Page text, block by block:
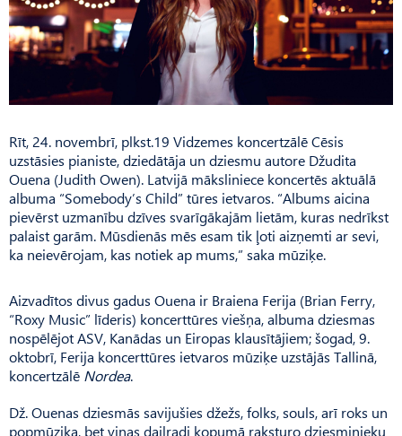
Rīt, 24. novembrī, plkst.19 Vidzemes koncertzālē Cēsis
uzstāsies pianiste, dziedātāja un dziesmu autore Džudita
Ouena (Judith Owen). Latvijā māksliniece koncertēs aktuālā
albuma “Somebody’s Child” tūres ietvaros. “Albums aicina
pievērst uzmanību dzīves svarīgākajām lietām, kuras nedrīkst
palaist garām. Mūsdienās mēs esam tik ļoti aizņemti ar sevi,
ka neievērojam, kas notiek ap mums,” saka mūziķe.
Aizvadītos divus gadus Ouena ir Braiena Ferija (Brian Ferry,
“Roxy Music” līderis) koncerttūres viešņa, albuma dziesmas
nospēlējot ASV, Kanādas un Eiropas klausītājiem; šogad, 9.
oktobrī, Ferija koncerttūres ietvaros mūziķe uzstājās Tallinā,
koncertzālē Nordea.
Dž. Ouenas dziesmās savijušies džežs, folks, souls, arī roks un
popmūzika, bet viņas daiļradi kopumā raksturo dziesminieku